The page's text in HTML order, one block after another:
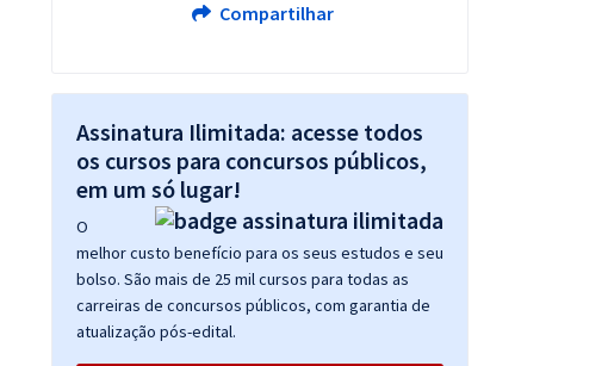
Compartilhar
Assinatura Ilimitada: acesse todos
os cursos para concursos públicos,
em um só lugar!
O
melhor custo benefício para os seus estudos e seu
bolso. São mais de 25 mil cursos para todas as
carreiras de concursos públicos, com garantia de
atualização pós-edital.